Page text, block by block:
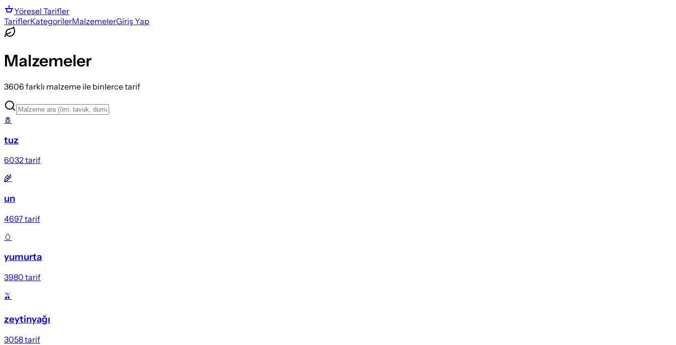
Yöresel Tarifler
TariflerKategorilerMalzemelerGiriş Yap
Malzemeler
3606 farklı malzeme ile binlerce tarif
🧂
tuz
6032tarif
🌾
un
4697 tarif
🥚
yumurta
3980 tarif
🫒
zeytinyağı
3058tarif